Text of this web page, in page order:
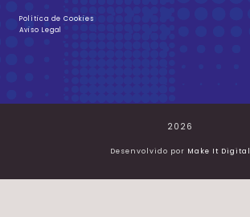
Política de Cookies
Aviso Legal
2026
Desenvolvido por Make It Digital